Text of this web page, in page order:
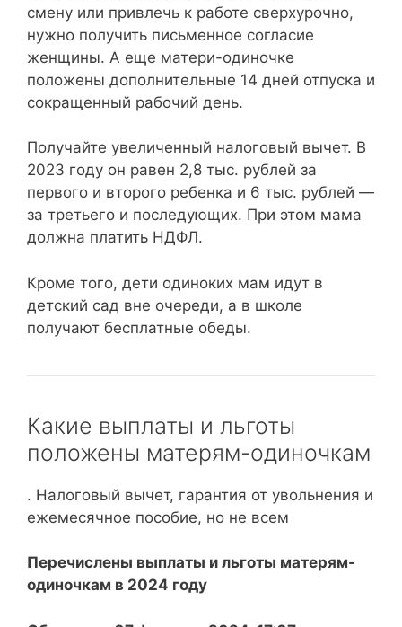
смену или привлечь к работе сверхурочно,
нужно получить письменное согласие
женщины. А еще матери-одиночке
положены дополнительные 14 дней отпуска и
сокращенный рабочий день.
Получайте увеличенный налоговый вычет. В
2023 году он равен 2,8 тыс. рублей за
первого и второго ребенка и 6 тыс. рублей —
за третьего и последующих. При этом мама
должна платить НДФЛ.
Кроме того, дети одиноких мам идут в
детский сад вне очереди, а в школе
получают бесплатные обеды.
Какие выплаты и льготы
положены матерям-одиночкам
. Налоговый вычет, гарантия от увольнения и
ежемесячное пособие, но не всем
Перечислены выплаты и льготы матерям-
одиночкам в 2024 году